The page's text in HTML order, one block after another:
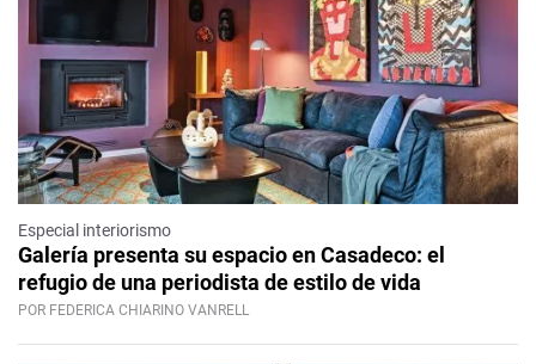
Especial interiorismo
Galería presenta su espacio en Casadeco: el
refugio de una periodista de estilo de vida
POR FEDERICA CHIARINO VANRELL